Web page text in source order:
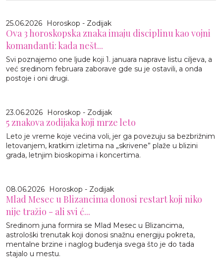
25.06.2026 Horoskop - Zodijak
Ova 3 horoskopska znaka imaju disciplinu kao vojni
komandanti: kada nešt...
Svi poznajemo one ljude koji 1. januara naprave listu ciljeva, a
već sredinom februara zaborave gde su je ostavili, a onda
postoje i oni drugi.
23.06.2026 Horoskop - Zodijak
5 znakova zodijaka koji mrze leto
Leto je vreme koje većina voli, jer ga povezuju sa bezbrižnim
letovanjem, kratkim izletima na „skrivene” plaže u blizini
grada, letnjim bioskopima i koncertima.
08.06.2026 Horoskop - Zodijak
Mlad Mesec u Blizancima donosi restart koji niko
nije tražio - ali svi ć...
Sredinom juna formira se Mlad Mesec u Blizancima,
astrološki trenutak koji donosi snažnu energiju pokreta,
mentalne brzine i naglog buđenja svega što je do tada
stajalo u mestu.